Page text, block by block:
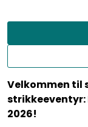
Velkommen til
2026!